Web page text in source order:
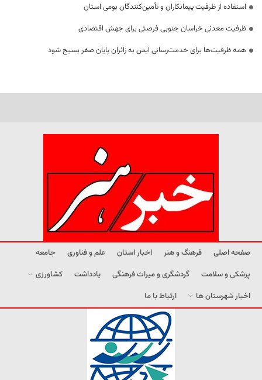
استفاده از ظرفیت پیمانکاران و تأمین‌کنندگان بومی استان
ظرفیت معدنی خراسان جنوبی فرصتی برای جهش اقتصادی
همه ظرفیت‌ها برای خدمت‌رسانی ایمن به زائران پایان صفر بسیج شود
صفحه اصلی فرهنگ و هنر اخبار استان علم و فناوری
جامعه
پزشکی و سلامت
گردشگری و میراث فرهنگی یادداشت
کشاورزی
اخبار شهرستان ها
ارتباط با ما